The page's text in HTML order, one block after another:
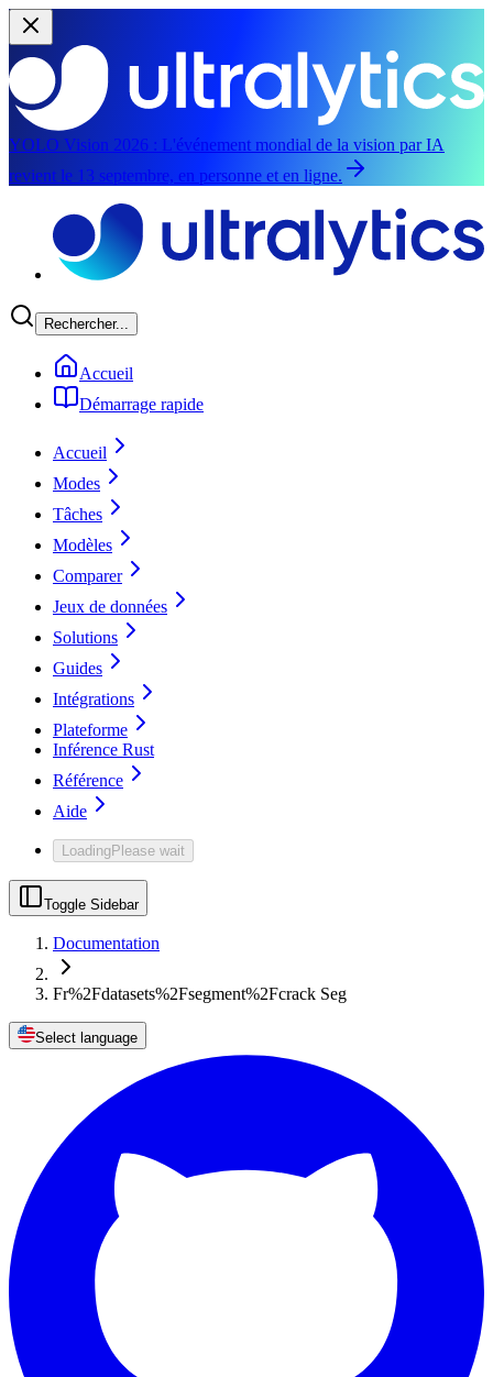
YOLO Vision 2026 : L'événement mondial de la vision par IA
revient le 13 septembre, en personne et en ligne.
Rechercher...
Accueil
Démarrage rapide
Accueil
Modes
Tâches
Modèles
Comparer
Jeux de données
Solutions
Guides
Intégrations
Plateforme
Inférence Rust
Référence
Aide
LoadingPlease wait
Toggle Sidebar
Documentation
Fr%2Fdatasets%2Fsegment%2Fcrack Seg
Select language